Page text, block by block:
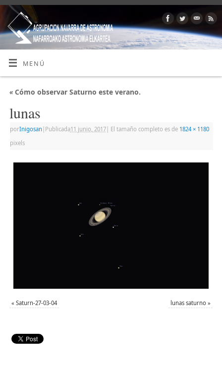
MENÚ
«Cómo observar Saturno este verano.
lunas
porInigosan Publicada11 junio, 2017| El tamaño completo es de 1824 × 1180
pixels
« Saturn-27-03-04 lunas saturno »